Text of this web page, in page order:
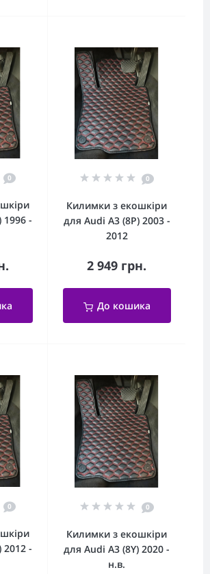
0
1996 -
0
Килимки з екошкіри
для Audi A3 (8P) 2003 -
2012
2 949 грн.
До кошика
0
2012 -
0
Килимки з екошкіри
для Audi A3 (8Y) 2020 -
н.в.